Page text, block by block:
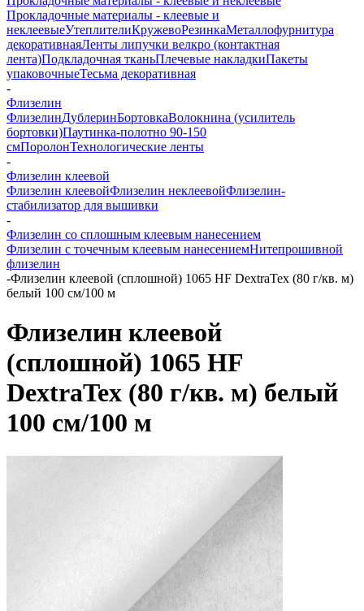
Прокладочные материалы - клеевые и
неклеевыеУтеплителиКружевоРезинкаМеталлофурнитура
декоративнаяЛенты липучки велкро (контактная
лента)Подкладочная тканьПлечевые накладкиПакеты
упаковочныеТесьма декоративная
-
Флизелин
ФлизелинДублеринБортовкаВолокнина (усилитель
бортовки)Паутинка-полотно 90-150
смПоролонТехнологические ленты
-
Флизелин клеевой
Флизелин клеевойФлизелин неклеевойФлизелин-
стабилизатор для вышивки
-
Флизелин со сплошным клеевым нанесением
Флизелин с точечным клеевым нанесениемНитепрошивной
флизелин
-Флизелин клеевой (сплошной) 1065 HF DextraTex (80 г/кв. м)
белый 100 см/100 м
Флизелин клеевой
(сплошной) 1065 HF
DextraTex (80 г/кв. м) белый
100 см/100 м